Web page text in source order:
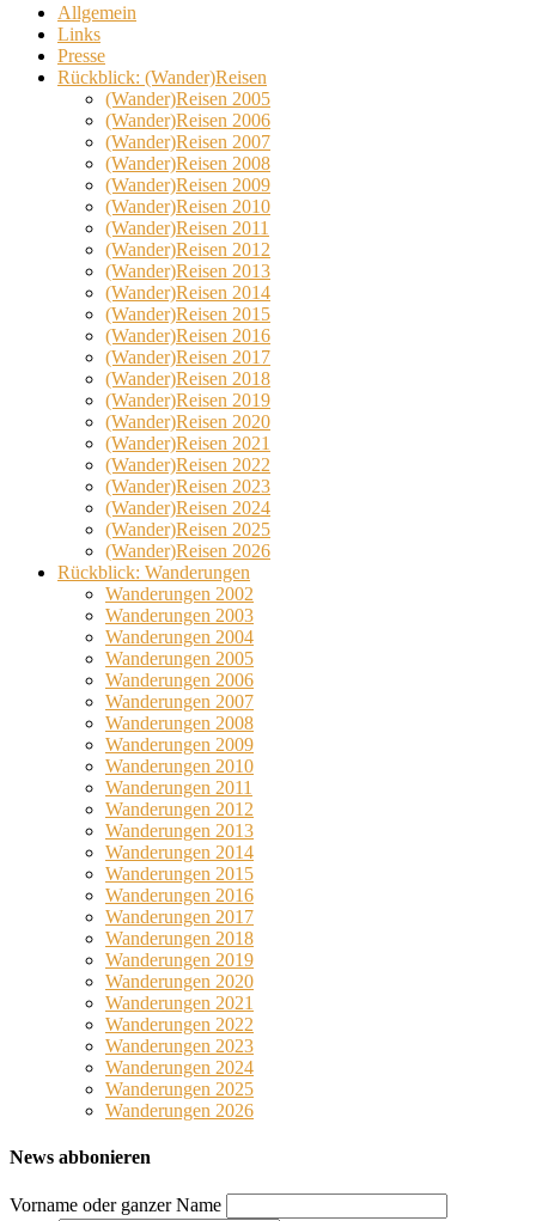
Allgemein
Links
Presse
Rückblick: (Wander)Reisen
(Wander)Reisen 2005
(Wander)Reisen 2006
(Wander)Reisen 2007
(Wander)Reisen 2008
(Wander)Reisen 2009
(Wander)Reisen 2010
(Wander)Reisen 2011
(Wander)Reisen 2012
(Wander)Reisen 2013
(Wander)Reisen 2014
(Wander)Reisen 2015
(Wander)Reisen 2016
(Wander)Reisen 2017
(Wander)Reisen 2018
(Wander)Reisen 2019
(Wander)Reisen 2020
(Wander)Reisen 2021
(Wander)Reisen 2022
(Wander)Reisen 2023
(Wander)Reisen 2024
(Wander)Reisen 2025
(Wander)Reisen 2026
Rückblick: Wanderungen
Wanderungen 2002
Wanderungen 2003
Wanderungen 2004
Wanderungen 2005
Wanderungen 2006
Wanderungen 2007
Wanderungen 2008
Wanderungen 2009
Wanderungen 2010
Wanderungen 2011
Wanderungen 2012
Wanderungen 2013
Wanderungen 2014
Wanderungen 2015
Wanderungen 2016
Wanderungen 2017
Wanderungen 2018
Wanderungen 2019
Wanderungen 2020
Wanderungen 2021
Wanderungen 2022
Wanderungen 2023
Wanderungen 2024
Wanderungen 2025
Wanderungen 2026
News abbonieren
Vorname oder ganzer Name